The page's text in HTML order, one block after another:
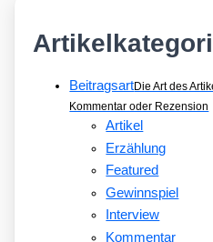
BeitragsartDie Art des
Kommentar oder Rezension
Artikel
Erzählung
Featured
Gewinnspiel
Interview
Kommentar